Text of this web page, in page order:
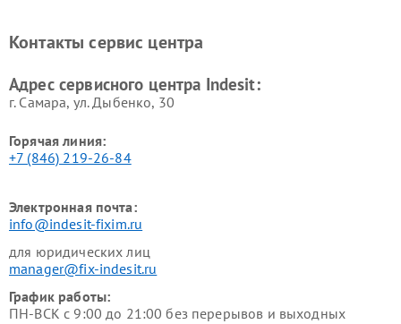
Indesit
Indesit
Контакты сервис центра
Адрес сервисного центра Indesit:
г. Самара, ул. Дыбенко, 30
Горячая линия:
+7 (846) 219-26-84
Электронная почта:
info@indesit-fixim.ru
для юридических лиц
manager@fix-indesit.ru
График работы:
ПН-ВСК с 9:00 до 21:00 без перерывов и выходных